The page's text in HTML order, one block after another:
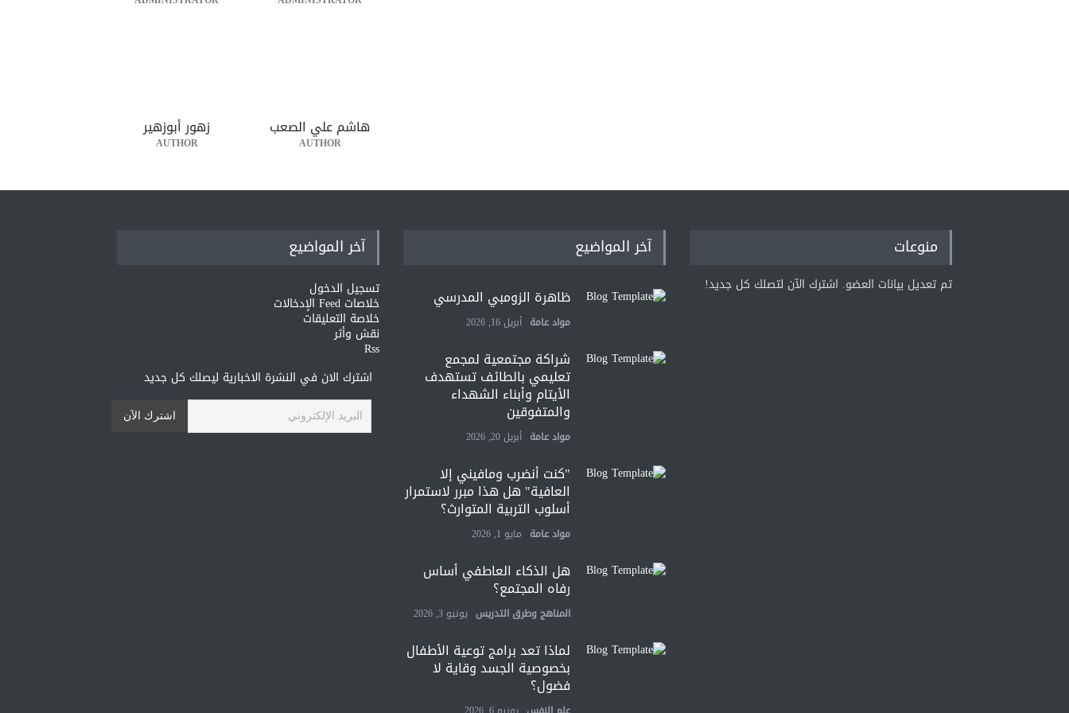
هاشم علي الصعب
AUTHOR
زهور أبوزهير
AUTHOR
منوعات
تم تعديل بيانات العضو. اشترك الآن لتصلك كل جديد!
آخر المواضيع
ظاهرة الزومبي المدرسي
مواد عامة أبريل 16, 2026
شراكة مجتمعية لمجمع
تعليمي بالطائف تستهدف
الأيتام وأبناء الشهداء
والمتفوقين
مواد عامة أبريل 20, 2026
"كنت أنضرب ومافيني إلا
العافية" هل هذا مبرر لاستمرار
أسلوب التربية المتوارث؟
مواد عامة مايو 1, 2026
هل الذكاء العاطفي أساس
رفاه المجتمع؟
المناهج وطرق التدريس يونيو 3, 2026
لماذا تعد برامج توعية الأطفال
بخصوصية الجسد وقاية لا
فضول؟
آخر المواضيع
تسجيل الدخول
خلاصات Feed الإدخالات
خلاصة التعليقات
نقش وأثر
Rss
اشترك الان في النشرة الاخبارية ليصلك كل جديد